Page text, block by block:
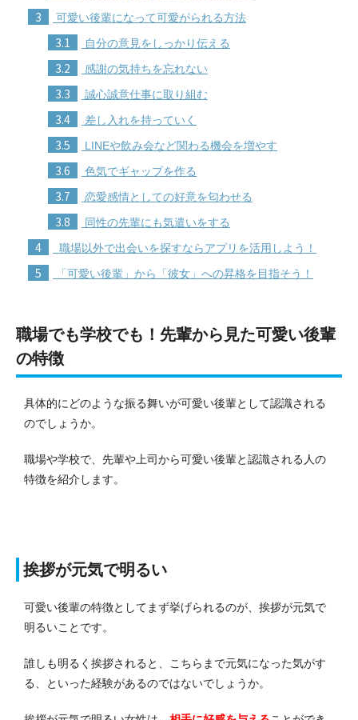
3 可愛い後輩になって可愛がられる方法
3.1 自分の意見をしっかり伝える
3.2 感謝の気持ちを忘れない
3.3 誠心誠意仕事に取り組む
3.4 差し入れを持っていく
3.5 LINEや飲み会など関わる機会を増やす
3.6 色気でギャップを作る
3.7 恋愛感情としての好意を匂わせる
3.8 同性の先輩にも気遣いをする
4 職場以外で出会いを探すならアプリを活用しよう！
5 「可愛い後輩」から「彼女」への昇格を目指そう！
職場でも学校でも！先輩から見た可愛い後輩
の特徴
具体的にどのような振る舞いが可愛い後輩として認識される
のでしょうか。
職場や学校で、先輩や上司から可愛い後輩と認識される人の
特徴を紹介します。
挨拶が元気で明るい
可愛い後輩の特徴としてまず挙げられるのが、挨拶が元気で
明るいことです。
誰しも明るく挨拶されると、こちらまで元気になった気がす
る、といった経験があるのではないでしょうか。